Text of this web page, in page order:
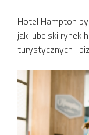
Hotel Hampton
jak lubelski rynek
turystycznych i